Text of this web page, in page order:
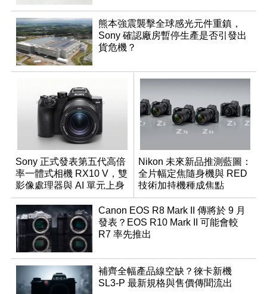
熊本強震襲擊全球感光元件重鎮，
Sony 確認廠房暫停生產是否引發出
貨危機？
Sony 正式發表第五代高倍
率一體式相機 RX10 V，雙
影像處理器與 AI 單元上身
Nikon 未來新品推測藍圖：
全片幅定焦隨身機與 RED
技術加持機種成焦點
Canon EOS R8 Mark II 傳將於 9 月
發表？EOS R10 Mark II 可能會較
R7 率先推出
補齊全幅產品線空缺？徠卡新機
SL3-P 最新規格與售價傳聞流出